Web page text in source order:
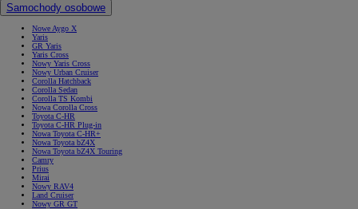
Samochody osobowe
Nowe Aygo X
Yaris
GR Yaris
Yaris Cross
Nowy Yaris Cross
Nowy Urban Cruiser
Corolla Hatchback
Corolla Sedan
Corolla TS Kombi
Nowa Corolla Cross
Toyota C-HR
Toyota C-HR Plug-in
Nowa Toyota C-HR+
Nowa Toyota bZ4X
Nowa Toyota bZ4X Touring
Camry
Prius
Mirai
Nowy RAV4
Land Cruiser
Nowy GR GT